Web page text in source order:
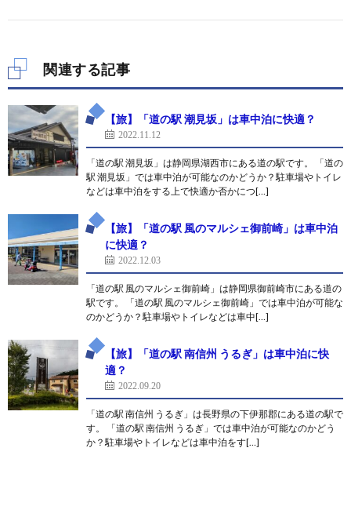
関連する記事
【旅】「道の駅 潮見坂」は車中泊に快適？
2022.11.12
「道の駅 潮見坂」は静岡県湖西市にある道の駅です。 「道の
駅 潮見坂」では車中泊が可能なのかどうか？駐車場やトイレ
などは車中泊をする上で快適か否かにつ[…]
【旅】「道の駅 風のマルシェ御前崎」は車中泊
に快適？
2022.12.03
「道の駅 風のマルシェ御前崎」は静岡県御前崎市にある道の
駅です。 「道の駅 風のマルシェ御前崎」では車中泊が可能な
のかどうか？駐車場やトイレなどは車中[…]
【旅】「道の駅 南信州 うるぎ」は車中泊に快
適？
2022.09.20
「道の駅 南信州 うるぎ」は長野県の下伊那郡にある道の駅で
す。 「道の駅 南信州 うるぎ」では車中泊が可能なのかどう
か？駐車場やトイレなどは車中泊をす[…]